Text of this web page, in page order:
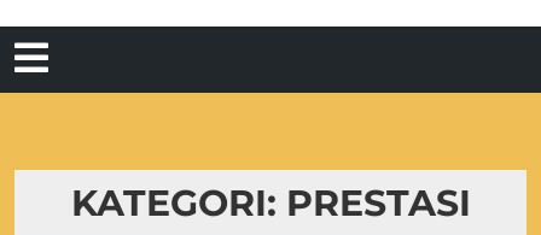
Open
KATEGORI: PRESTASI